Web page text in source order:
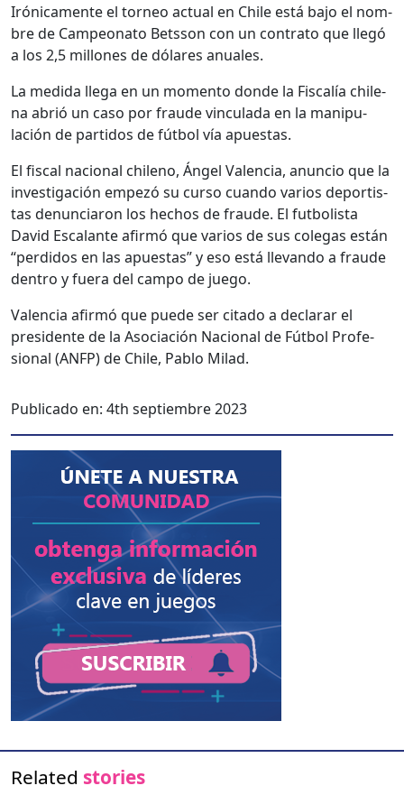
Iróni­ca­mente el tor­neo actu­al en Chile está bajo el nom­
bre de Campe­ona­to Bets­son con un con­tra­to que llegó
a los 2,5 mil­lones de dólares anuales.
La medi­da lle­ga en un momen­to donde la Fis­calía chile­
na abrió un caso por fraude vin­cu­la­da en la manip­u­
lación de par­tidos de fút­bol vía apues­tas.
El fis­cal nacional chileno, Ángel Valen­cia, anun­cio que la
inves­ti­gación empezó su cur­so cuan­do var­ios deportis­
tas denun­cia­ron los hechos de fraude. El fut­bolista
David Escalante afir­mó que var­ios de sus cole­gas están
“per­di­dos en las apues­tas” y eso está lle­van­do a fraude
den­tro y fuera del cam­po de juego.
Valen­cia afir­mó que puede ser cita­do a declarar el
pres­i­dente de la Aso­ciación Nacional de Fút­bol Pro­fe­
sion­al (ANFP) de Chile, Pablo Milad.
Publicado en: 4th septiembre 2023
Related stories